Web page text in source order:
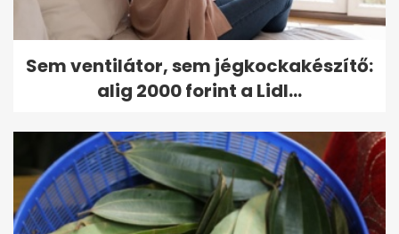
Sem ventilátor, sem jégkockakészítő:
alig 2000 forint a Lidl...